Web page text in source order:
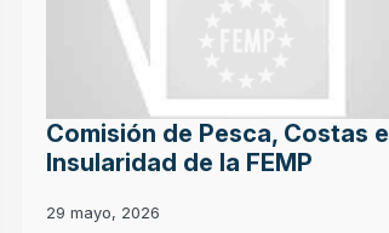
Comisión de Pesca, Costas e
Insularidad de la FEMP
29 mayo, 2026